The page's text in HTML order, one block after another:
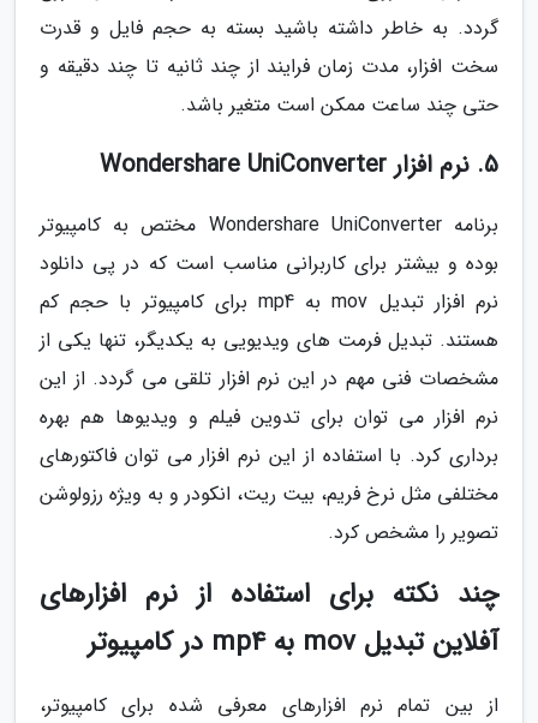
گردد. به خاطر داشته باشید بسته به حجم فایل و قدرت
سخت افزار، مدت زمان فرایند از چند ثانیه تا چند دقیقه و
حتی چند ساعت ممکن است متغیر باشد.
5. نرم افزار Wondershare UniConverter
برنامه Wondershare UniConverter مختص به کامپیوتر
بوده و بیشتر برای کاربرانی مناسب است که در پی دانلود
نرم افزار تبدیل mov به mp4 برای کامپیوتر با حجم کم
هستند. تبدیل فرمت های ویدیویی به یکدیگر، تنها یکی از
مشخصات فنی مهم در این نرم افزار تلقی می گردد. از این
نرم افزار می توان برای تدوین فیلم و ویدیوها هم بهره
برداری کرد. با استفاده از این نرم افزار می توان فاکتورهای
مختلفی مثل نرخ فریم، بیت ریت، انکودر و به ویژه رزولوشن
تصویر را مشخص کرد.
چند نکته برای استفاده از نرم افزارهای
آفلاین تبدیل mov به mp4 در کامپیوتر
از بین تمام نرم افزارهای معرفی شده برای کامپیوتر،